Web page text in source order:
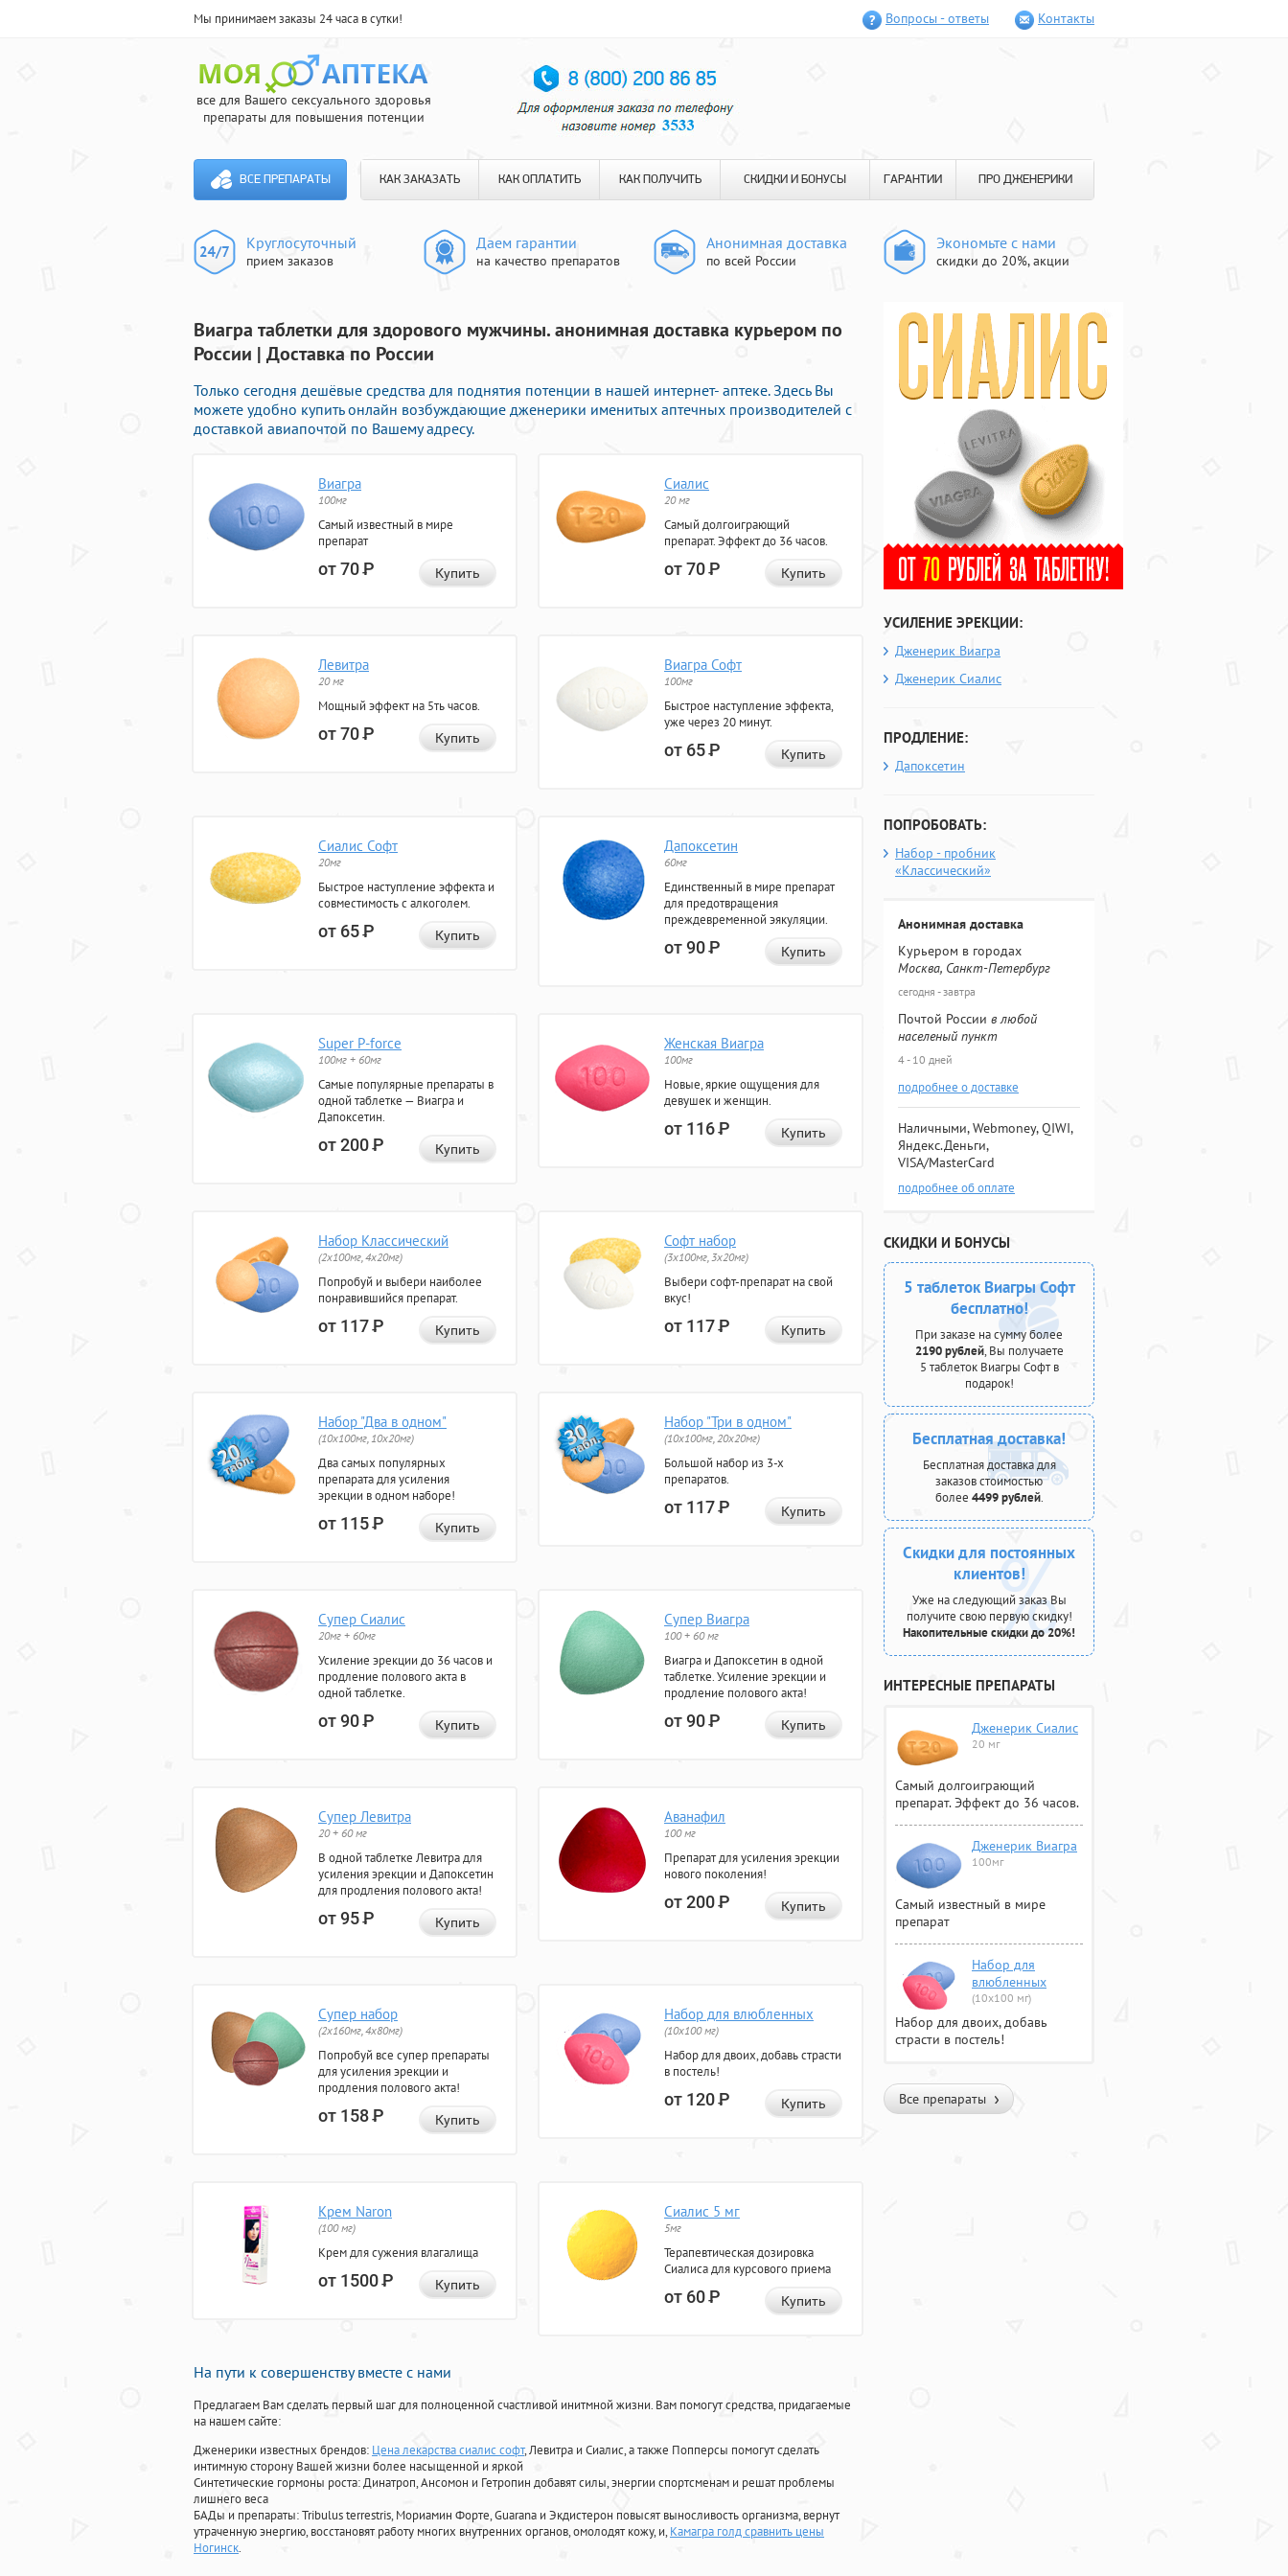
Мы принимаем заказы 24 часа в сутки! Вопросы - ответы Контакты
все для Вашего сексуального здоровья
препараты для повышения потенции
ВСЕ ПРЕПАРАТЫ КАК ЗАКАЗАТЬ КАК ОПЛАТИТЬ КАК ПОЛУЧИТЬ СКИДКИ И БОНУСЫ ГАРАНТИИ ПРО ДЖЕНЕРИКИ
Круглосуточный
прием заказов
Даем гарантии
на качество препаратов
Анонимная доставка
по всей России
Экономьте с нами
скидки до 20%, акции
Виагра таблетки для здорового мужчины. анонимная доставка курьером по
России | Доставка по России
Только сегодня дешёвые средства для поднятия потенции в нашей интернет- аптеке. Здесь Вы
можете удобно купить онлайн возбуждающие дженерики именитых аптечных производителей с
доставкой авиапочтой по Вашему адресу.
Виагра
100мг
Самый известный в мире
препарат
от 70Р Купить
Сиалис
20 мг
Самый долгоиграющий
препарат. Эффект до 36 часов.
от 70Р Купить
Левитра
20 мг
Мощный эффект на 5ть часов.
от 70Р Купить
Виагра Софт
100мг
Быстрое наступление эффекта,
уже через 20 минут.
от 65Р Купить
Сиалис Софт
20мг
Быстрое наступление эффекта и
совместимость с алкоголем.
от 65Р Купить
Дапоксетин
60мг
Единственный в мире препарат
для предотвращения
преждевременной эякуляции.
от 90Р Купить
Super P-force
100мг + 60мг
Самые популярные препараты в
одной таблетке — Виагра и
Дапоксетин.
от 200Р Купить
Женская Виагра
100мг
Новые, яркие ощущения для
девушек и женщин.
от 116Р Купить
Набор Классический
(2x100мг, 4x20мг)
Попробуй и выбери наиболее
понравившийся препарат.
от 117Р Купить
Софт набор
(3x100мг, 3x20мг)
Выбери софт-препарат на свой
вкус!
от 117Р Купить
Набор "Два в одном"
(10x100мг, 10x20мг)
Два самых популярных
препарата для усиления
эрекции в одном наборе!
от 115Р Купить
Набор "Три в одном"
(10x100мг, 20x20мг)
Большой набор из 3-х
препаратов.
от 117Р Купить
Супер Сиалис
20мг + 60мг
Усиление эрекции до 36 часов и
продление полового акта в
одной таблетке.
от 90Р Купить
Супер Виагра
100 + 60 мг
Виагра и Дапоксетин в одной
таблетке. Усиление эрекции и
продление полового акта!
от 90Р Купить
Супер Левитра
20 + 60 мг
В одной таблетке Левитра для
усиления эрекции и Дапоксетин
для продления полового акта!
от 95Р Купить
Аванафил
100 мг
Препарат для усиления эрекции
нового поколения!
от 200Р Купить
Супер набор
(2х160мг, 4х80мг)
Попробуй все супер препараты
для усиления эрекции и
продления полового акта!
от 158Р Купить
Набор для влюбленных
(10х100 мг)
Набор для двоих, добавь страсти
в постель!
от 120Р Купить
Крем Naron
(100 мг)
Крем для сужения влагалища
от 1500Р Купить
Сиалис 5 мг
5мг
Терапевтическая дозировка
Сиалиса для курсового приема
от 60Р Купить
На пути к совершенству вместе с нами
Предлагаем Вам сделать первый шаг для полноценной счастливой инитмной жизни. Вам помогут средства, придагаемые
на нашем сайте:
Дженерики известных брендов: Цена лекарства сиалис софт, Левитра и Сиалис, а также Попперсы помогут сделать
интимную сторону Вашей жизни более насыщенной и яркой
Синтетические гормоны роста: Динатроп, Ансомон и Гетропин добавят силы, энергии спортсменам и решат проблемы
лишнего веса
БАДы и препараты:Tribulus terrestris, Мориамин Форте, Guarana и Экдистерон повысят выносливость организма, вернут
утраченную энергию, восстановят работу многих внутренних органов, омолодят кожу, и, Камагра голд сравнить цены
Ногинск.
УСИЛЕНИЕ ЭРЕКЦИИ:
Дженерик Виагра
Дженерик Сиалис
ПРОДЛЕНИЕ:
Дапоксетин
ПОПРОБОВАТЬ:
Набор - пробник
«Классический»
Анонимная доставка
Курьером в городах
Москва, Санкт-Петербург
сегодня - завтра
Почтой России в любой
населеный пункт
4 - 10 дней
подробнее о доставке
Наличными, Webmoney, QIWI,
Яндекс.Деньги,
VISA/MasterCard
подробнее об оплате
СКИДКИ И БОНУСЫ
5 таблеток Виагры Софт
бесплатно!
При заказе на сумму более
2190 рублей, Вы получаете
5 таблеток Виагры Софт в
подарок!
Бесплатная доставка!
Бесплатная доставка для
заказов стоимостью
более 4499 рублей.
Скидки для постоянных
клиентов!
Уже на следующий заказ Вы
получите свою первую скидку!
Накопительные скидки до 20%!
ИНТЕРЕСНЫЕ ПРЕПАРАТЫ
Дженерик Сиалис
20 мг
Самый долгоиграющий
препарат. Эффект до 36 часов.
Дженерик Виагра
100мг
Самый известный в мире
препарат
Набор для
влюбленных
(10х100 мг)
Набор для двоих, добавь
страсти в постель!
Все препараты